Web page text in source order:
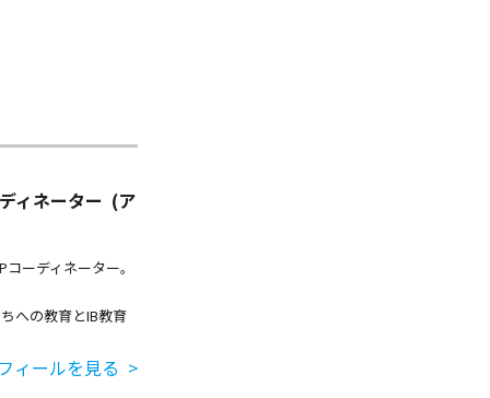
ィネーター (ア
ーディネーター。
への教育とIB教育
ィールを見る >